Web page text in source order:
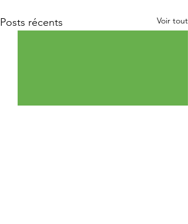
Posts récents Voir tout